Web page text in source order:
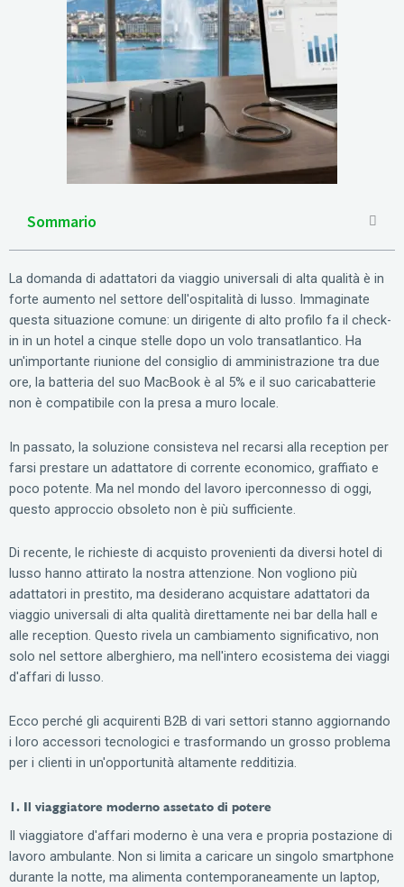
Sommario
La domanda di adattatori da viaggio universali di alta qualità è in
forte aumento nel settore dell'ospitalità di lusso. Immaginate
questa situazione comune: un dirigente di alto profilo fa il check-
in in un hotel a cinque stelle dopo un volo transatlantico. Ha
un'importante riunione del consiglio di amministrazione tra due
ore, la batteria del suo MacBook è al 5% e il suo caricabatterie
non è compatibile con la presa a muro locale.
In passato, la soluzione consisteva nel recarsi alla reception per
farsi prestare un adattatore di corrente economico, graffiato e
poco potente. Ma nel mondo del lavoro iperconnesso di oggi,
questo approccio obsoleto non è più sufficiente.
Di recente, le richieste di acquisto provenienti da diversi hotel di
lusso hanno attirato la nostra attenzione. Non vogliono più
adattatori in prestito, ma desiderano acquistare adattatori da
viaggio universali di alta qualità direttamente nei bar della hall e
alle reception. Questo rivela un cambiamento significativo, non
solo nel settore alberghiero, ma nell'intero ecosistema dei viaggi
d'affari di lusso.
Ecco perché gli acquirenti B2B di vari settori stanno aggiornando
i loro accessori tecnologici e trasformando un grosso problema
per i clienti in un'opportunità altamente redditizia.
1. Il viaggiatore moderno assetato di potere
Il viaggiatore d'affari moderno è una vera e propria postazione di
lavoro ambulante. Non si limita a caricare un singolo smartphone
durante la notte, ma alimenta contemporaneamente un laptop,